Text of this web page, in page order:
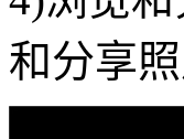
和分享